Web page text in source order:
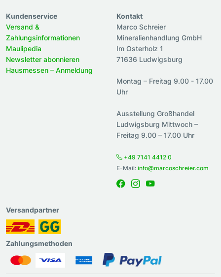
Kundenservice
Versand &
Zahlungsinformationen
Maulipedia
Newsletter abonnieren
Hausmessen – Anmeldung
Kontakt
Marco Schreier
Mineralienhandlung GmbH
Im Osterholz 1
71636 Ludwigsburg
Montag – Freitag 9.00 - 17.00
Uhr
Ausstellung Großhandel
Ludwigsburg Mittwoch –
Freitag 9.00 – 17.00 Uhr
+49 7141 4412 0
E-Mail: info@marcoschreier.com
Versandpartner
Zahlungsmethoden